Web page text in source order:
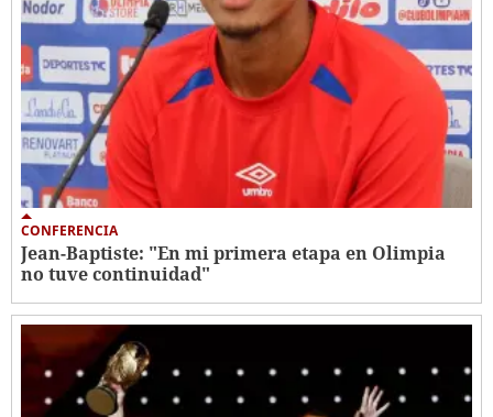
CONFERENCIA
Jean-Baptiste: "En mi primera etapa en Olimpia
no tuve continuidad"